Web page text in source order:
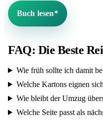
Buch lesen*
FAQ: Die Beste
Wie früh sollte ich damit
Welche Kartons eignen
Wie bleibt der Umzug
Welche Seite passt als